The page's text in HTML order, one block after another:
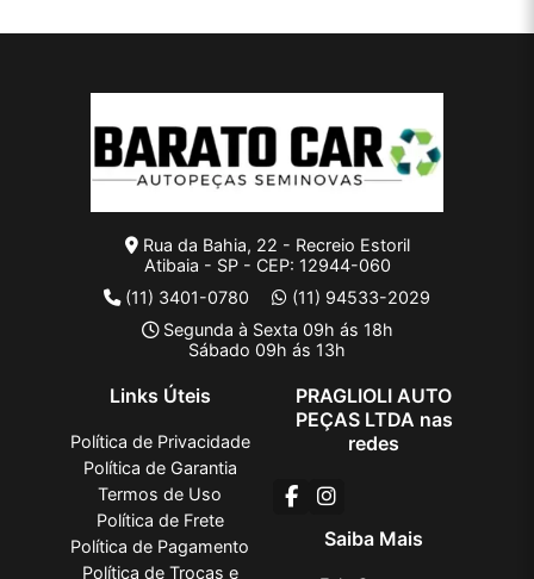
Rua da Bahia, 22 - Recreio Estoril
Atibaia - SP - CEP: 12944-060
(11) 3401-0780
(11) 94533-2029
Segunda à Sexta 09h ás 18h
Sábado 09h ás 13h
Links Úteis
Política de Privacidade
Política de Garantia
Termos de Uso
Política de Frete
Política de Pagamento
Política de Trocas e
PRAGLIOLI AUTO
PEÇAS LTDA nas
redes
Saiba Mais